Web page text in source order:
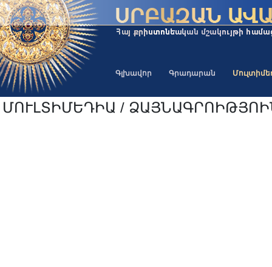
Գլխավոր Գրադարան
ՄՈՒԼՏԻՄԵԴԻԱ /